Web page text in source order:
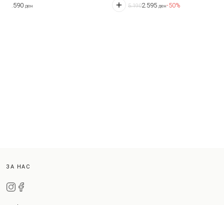
4.590 ден 5.1902.595 ден-50%
ЗА НАС